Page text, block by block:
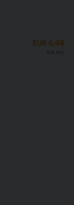
EUR 0,48
IVA incl.